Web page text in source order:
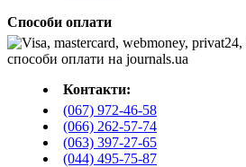
Способи оплати
Контакти:
(067) 972-46-58
(066) 262-57-74
(063) 397-27-65
(044) 495-75-87